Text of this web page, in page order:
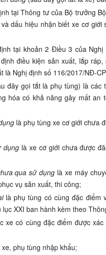
tại Thông tư của Bộ trưởng
dấu hiệu nhận biết xe cơ
tại khoản 2 Điều 3 của
điều kiện sản xuất, lắp
là Nghị định số 116/2017/NĐ-
đây gọi tắt là phụ tùng) là các
hóa có khả năng gây mất
là phụ tùng xe cơ giới chưa
dụng là xe cơ giới chưa được
qua sử dụng là xe máy
vụ sản xuất, thi công;
là phụ tùng có cùng đặc điểm
XXI ban hành kèm theo
xe có cùng đặc điểm được
xe, phụ tùng nhập khẩu;